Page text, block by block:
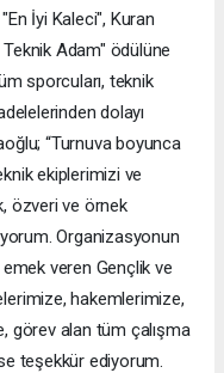
İyi Kaleci", Kuran
Adam" ödülüne
sporcuları, teknik
dolayı
“Turnuva boyunca
ekiplerimizi ve
özveri ve örnek
Organizasyonun
veren Gençlik ve
hakemlerimize,
görev alan tüm çalışma
teşekkür ediyorum.